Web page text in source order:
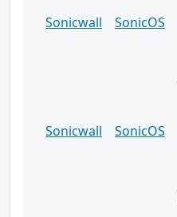
Sonicwall
SonicOS
Sonicwall
SonicOS